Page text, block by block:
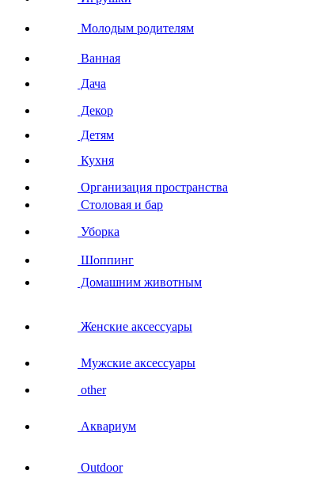
Молодым родителям
Ванная
Дача
Декор
Детям
Кухня
Организация пространства
Столовая и бар
Уборка
Шоппинг
Домашним животным
Женские аксессуары
Мужские аксессуары
other
Аквариум
Outdoor